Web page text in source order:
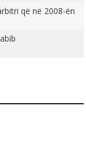
që në 2008-ën